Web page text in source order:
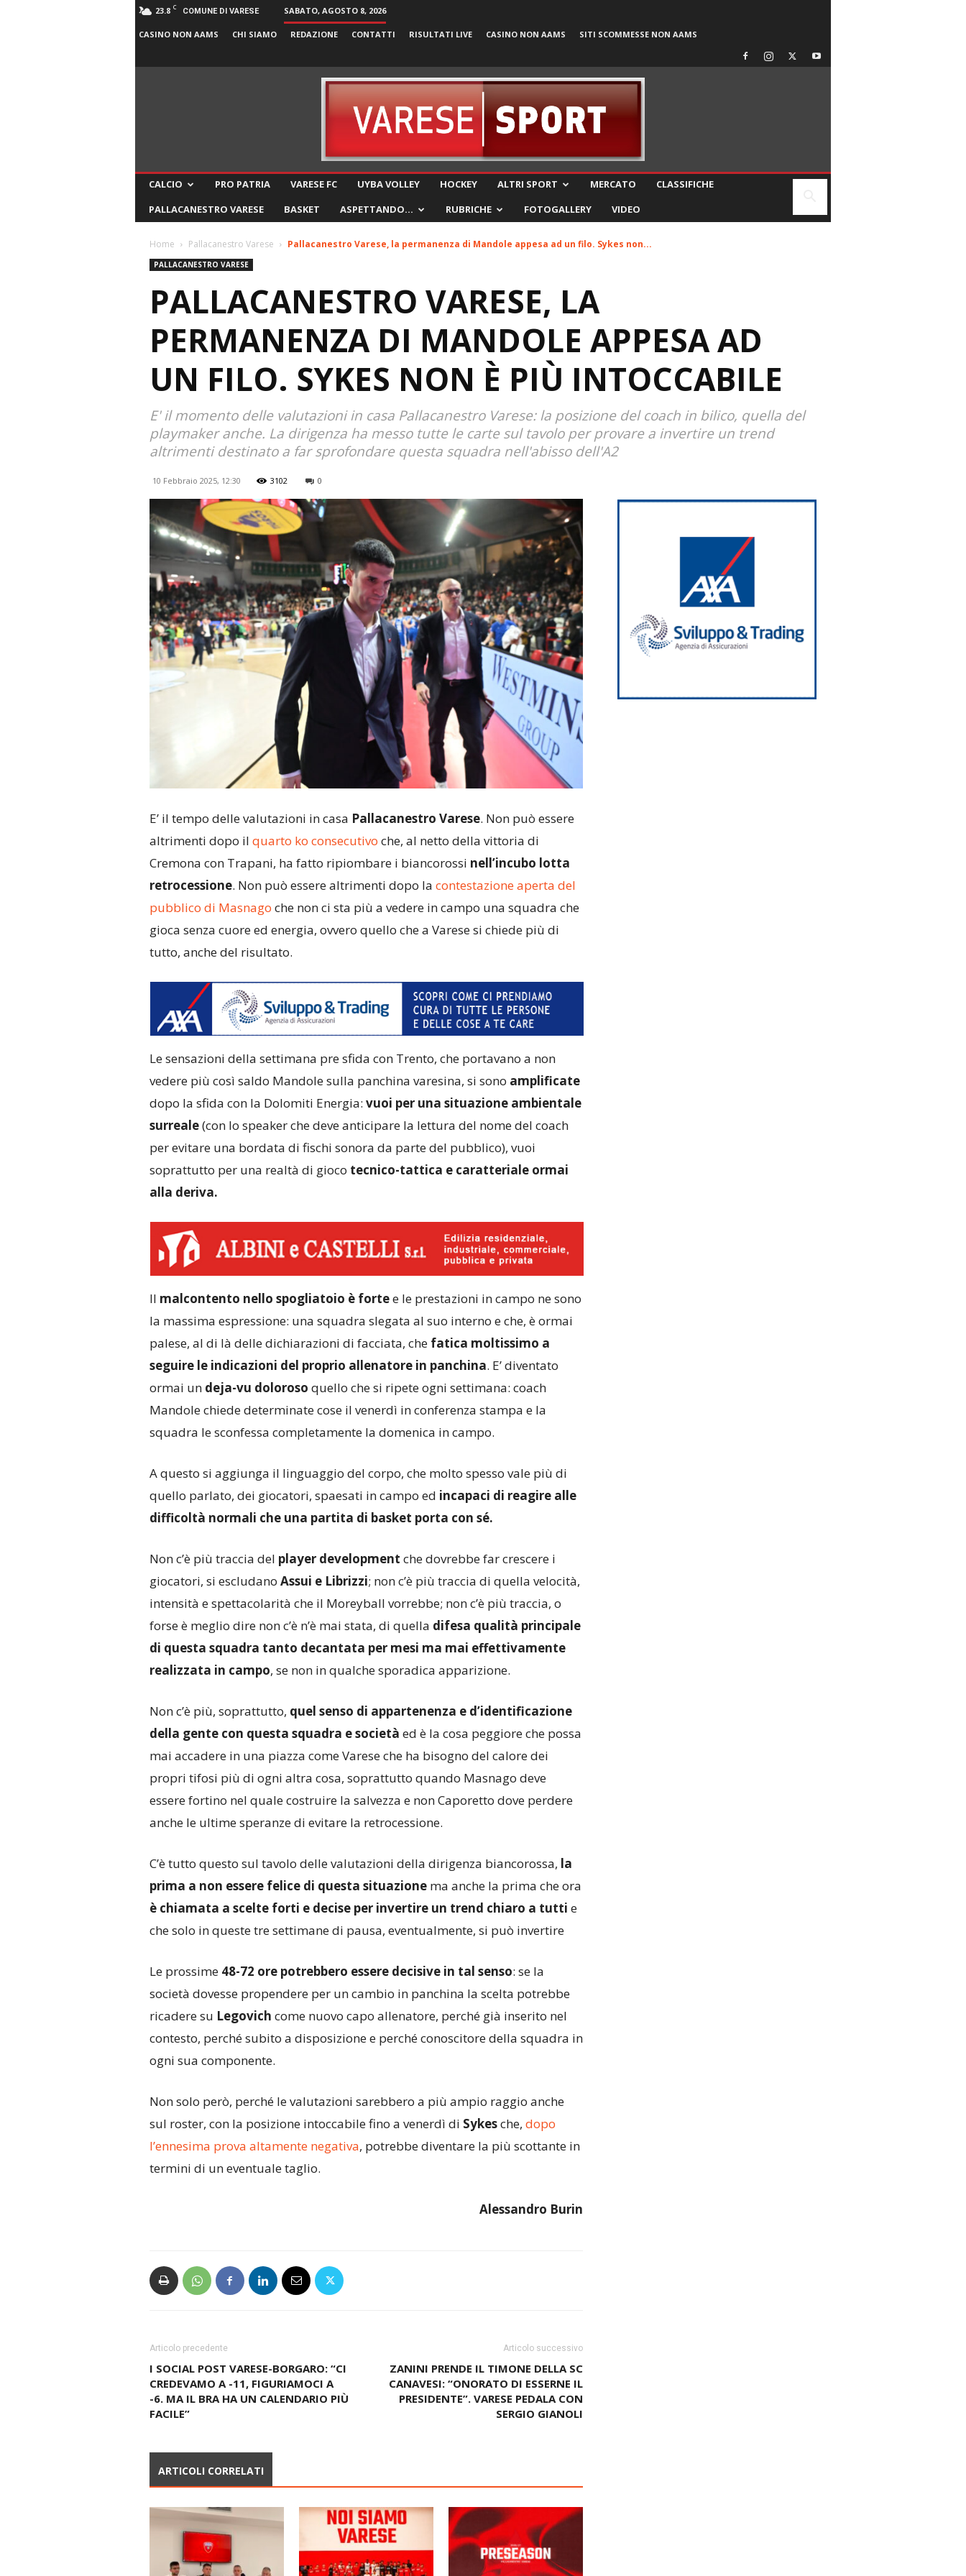
23.8 C COMUNE DI VARESE SABATO, AGOSTO 8, 2026
CASINO NON AAMS CHI SIAMO REDAZIONE CONTATTI RISULTATI LIVE CASINO NON AAMS SITI SCOMMESSE NON AAMS
CALCIO PRO PATRIA VARESE FC UYBA VOLLEY HOCKEY ALTRI SPORT MERCATO
CLASSIFICHE
PALLACANESTRO VARESE
BASKET ASPETTANDO… RUBRICHE FOTOGALLERY VIDEO
Home Pallacanestro Varese Pallacanestro Varese, la permanenza di Mandole appesa ad un filo. Sykes non...
PALLACANESTRO VARESE
PALLACANESTRO VARESE, LA
PERMANENZA DI MANDOLE APPESA AD
UN FILO. SYKES NON È PIÙ INTOCCABILE
E' il momento delle valutazioni in casa Pallacanestro Varese: la posizione del coach in bilico, quella del
playmaker anche. La dirigenza ha messo tutte le carte sul tavolo per provare a invertire un trend
altrimenti destinato a far sprofondare questa squadra nell'abisso dell'A2
10 Febbraio 2025, 12:30 3102 0
E’ il tempo delle valutazioni in casa Pallacanestro Varese. Non può essere
altrimenti dopo il quarto ko consecutivo che, al netto della vittoria di
Cremona con Trapani, ha fatto ripiombare i biancorossi nell’incubo lotta
retrocessione. Non può essere altrimenti dopo la contestazione aperta del
pubblico di Masnago che non ci sta più a vedere in campo una squadra che
gioca senza cuore ed energia, ovvero quello che a Varese si chiede più di
tutto, anche del risultato.
Le sensazioni della settimana pre sfida con Trento, che portavano a non
vedere più così saldo Mandole sulla panchina varesina, si sono amplificate
dopo la sfida con la Dolomiti Energia: vuoi per una situazione ambientale
surreale(con lo speaker che deve anticipare la lettura del nome del coach
per evitare una bordata di fischi sonora da parte del pubblico), vuoi
soprattutto per una realtà di gioco tecnico-tattica e caratteriale ormai
alla deriva.
Il malcontento nello spogliatoio è fortee le prestazioni in campo ne sono
la massima espressione: una squadra slegata al suo interno e che, è ormai
palese, al di là delle dichiarazioni di facciata, chefatica moltissimo a
seguire le indicazioni del proprio allenatore in panchina. E’ diventato
ormai un deja-vu doloroso quello che si ripete ogni settimana: coach
Mandole chiede determinate cose il venerdì in conferenza stampa e la
squadra le sconfessa completamente la domenica in campo.
A questo si aggiunga il linguaggio del corpo, che molto spesso vale più di
quello parlato, dei giocatori, spaesati in campo ed incapaci di reagire alle
difficoltà normali che una partita di basket porta con sé.
Non c’è più traccia del player development che dovrebbe far crescere i
giocatori, si escludano Assui e Librizzi; non c’è più traccia di quella velocità,
intensità e spettacolarità che il Moreyball vorrebbe; non c’è più traccia, o
forse è meglio dire non c’è n’è mai stata, di quella difesa qualità principale
di questa squadra tanto decantata per mesi ma mai effettivamente
realizzata in campo, se non in qualche sporadica apparizione.
Non c’è più, soprattutto, quel senso di appartenenza e d’identificazione
della gente con questa squadra e società ed è la cosa peggiore che possa
mai accadere in una piazza come Varese che ha bisogno del calore dei
propri tifosi più di ogni altra cosa, soprattutto quando Masnago deve
essere fortino nel quale costruire la salvezza e non Caporetto dove perdere
anche le ultime speranze di evitare la retrocessione.
C’è tutto questo sul tavolo delle valutazioni della dirigenza biancorossa, la
prima a non essere felice di questa situazionema anche la prima che ora
è chiamata a scelte forti e decise per invertire un trend chiaro a tutti e
che solo in queste tre settimane di pausa, eventualmente, si può invertire
Le prossime 48-72 ore potrebbero essere decisive in tal senso: se la
società dovesse propendere per un cambio in panchina la scelta potrebbe
ricadere su Legovich come nuovo capo allenatore, perché già inserito nel
contesto, perché subito a disposizione e perché conoscitore della squadra in
ogni sua componente.
Non solo però, perché le valutazioni sarebbero a più ampio raggio anche
sul roster, con la posizione intoccabile fino a venerdì di Sykesche, dopo
l’ennesima prova altamente negativa, potrebbe diventare la più scottante in
termini di un eventuale taglio.
Alessandro Burin
Articolo precedente
I SOCIAL POST VARESE-BORGARO: “CI
CREDEVAMO A -11, FIGURIAMOCI A
-6. MA IL BRA HA UN CALENDARIO PIÙ
FACILE”
Articolo successivo
ZANINI PRENDE IL TIMONE DELLA SC
CANAVESI: “ONORATO DI ESSERNE IL
PRESIDENTE”. VARESE PEDALA CON
SERGIO GIANOLI
ARTICOLI CORRELATI